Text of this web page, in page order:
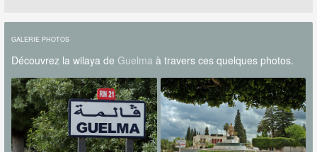
GALERIE PHOTOS
Découvrez la wilaya de Guelma à travers ces quelques photos.